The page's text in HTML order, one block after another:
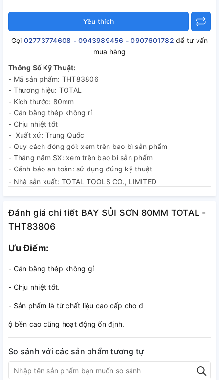
Yêu thích
Gọi 02773774608 - 0943989456 - 0907601782 để tư vấn
mua hàng
Thông Số Kỹ Thuật:
- Mã sản phẩm: THT83806
- Thương hiệu: TOTAL
- Kích thước: 80mm
- Cán bằng thép không rỉ
- Chịu nhiệt tốt
- Xuất xứ: Trung Quốc
- Quy cách đóng gói: xem trên bao bì sản phẩm
- Tháng năm SX: xem trên bao bì sản phẩm
- Cảnh báo an toàn: sử dụng đúng kỹ thuật
- Nhà sản xuất: TOTAL TOOLS CO., LIMITED
Đánh giá chi tiết BAY SỦI SƠN 80MM TOTAL -
THT83806
Ưu Điểm:
- Cán bằng thép không gỉ
- Chịu nhiệt tốt.
- Sản phẩm là từ chất liệu cao cấp cho đ
ộ bền cao cũng hoạt động ổn định.
So sánh với các sản phẩm tương tự